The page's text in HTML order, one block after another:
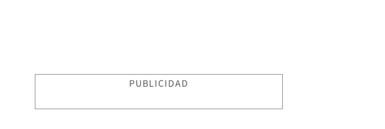
PUBLICIDAD